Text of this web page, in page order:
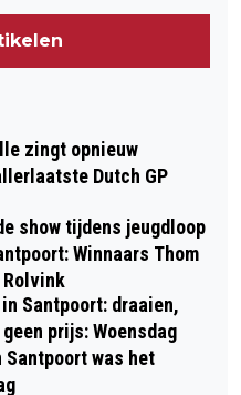
zingt opnieuw
Dutch GP
show tijdens jeugdloop
Winnaars Thom
Rolvink
Santpoort: draaien,
prijs: Woensdag
Santpoort was het